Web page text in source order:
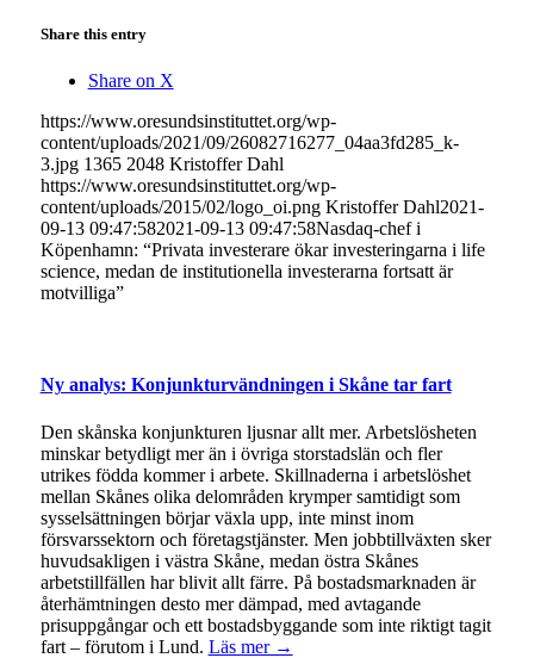
Share this entry
Share on X
https://www.oresundsinstituttet.org/wp-
content/uploads/2021/09/26082716277_04aa3fd285_k-
3.jpg 1365 2048 Kristoffer Dahl
https://www.oresundsinstituttet.org/wp-
content/uploads/2015/02/logo_oi.png Kristoffer Dahl2021-
09-13 09:47:582021-09-13 09:47:58Nasdaq-chef i
Köpenhamn: “Privata investerare ökar investeringarna i life
science, medan de institutionella investerarna fortsatt är
motvilliga”
Ny analys: Konjunkturvändningen i Skåne tar fart
Den skånska konjunkturen ljusnar allt mer. Arbetslösheten
minskar betydligt mer än i övriga storstadslän och fler
utrikes födda kommer i arbete. Skillnaderna i arbetslöshet
mellan Skånes olika delområden krymper samtidigt som
sysselsättningen börjar växla upp, inte minst inom
försvarssektorn och företagstjänster. Men jobbtillväxten sker
huvudsakligen i västra Skåne, medan östra Skånes
arbetstillfällen har blivit allt färre. På bostadsmarknaden är
återhämtningen desto mer dämpad, med avtagande
prisuppgångar och ett bostadsbyggande som inte riktigt tagit
fart – förutom i Lund. Läs mer →